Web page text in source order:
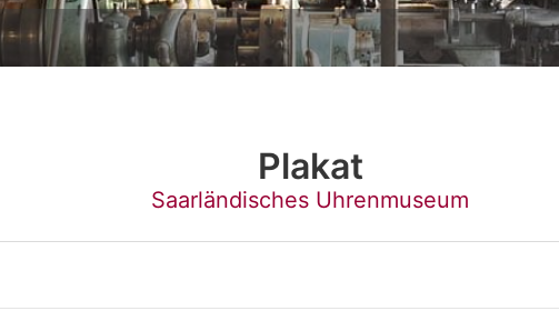
Plakat
Saarländisches Uhrenmuseum